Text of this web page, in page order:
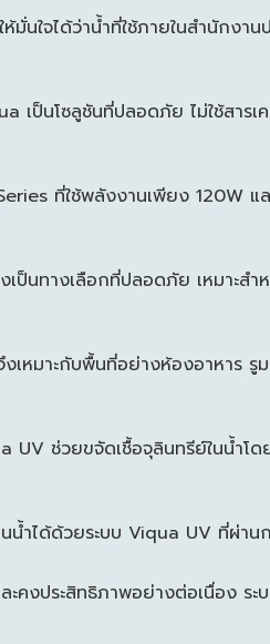
ใจได้ว่าน้ำที่ใช้ภายในสำนักงา
ป็นโซลูชันที่ปลอดภัย ไม่ใช้สารเ
ที่ใช้พลังงานเพียง 120W
เป็นทางเลือกที่ปลอดภัย เหมาะ
หมาะกับพื้นที่อย่างห้องอาหาร
UV ช่วยขจัดเชื้อจุลินทรีย์ในน้ำโ
น้ำได้ด้วยระบบ Viqua UV ที่ผ่าน
คงประสิทธิภาพอย่างต่อเนื่อง ร